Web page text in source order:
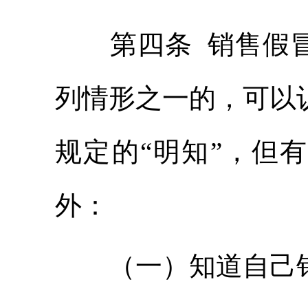
第四条 销售假冒
列情形之一的，可以
规定的“明知”，但
外：
（一）知道自己